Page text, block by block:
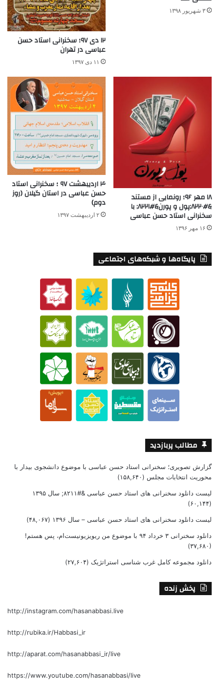
۳ شهریور ۱۳۹۸
۱۲ دی ۹۷؛ سخنرانی استاد حسن
عباسی در تهران
۱۱ دی ۱۳۹۷
۱۸ مهر ۹۶؛ رونمایی از مستند
&#۸۲۲۰;پول و پورن&#۸۲۲۱; با
سخنرانی استاد حسن عباسی
۱۶ مهر ۱۳۹۶
۴ اردیبهشت ۹۷ ؛ سخنرانی استاد
حسن عباسی در استان گیلان (روز
دوم)
۲ اردیبهشت ۱۳۹۷
پایگاه‌ها و شبکه‌های اجتماعی
مطالب پربازدید
گزارش تصویری؛ سخنرانی استاد حسن عباسی با موضوع دانشجوی بیدار با
محوریت انتخابات مجلس (۱۵۸,۶۴۰)
لیست دانلود سخنرانی های استاد حسن عباسی &#۸۲۱۱; سال ۱۳۹۵
(۶۰,۱۴۴)
لیست دانلود سخنرانی های استاد حسن عباسی – سال ۱۳۹۶ (۴۸,۰۶۷)
دانلود سخنرانی ۳ خرداد ۹۴ با موضوع من ریویزیونیست‌ام، پس هستم!
(۳۷,۶۸۰)
دانلود مجموعه کامل غرب شناسی استراتژیک (۲۷,۶۰۴)
پخش زنده
http://instagram.com/hasanabbasi.live
http://rubika.ir/Habbasi_ir
http://aparat.com/hasanabbasi_ir/live
https://www.youtube.com/hasanabbasi/live